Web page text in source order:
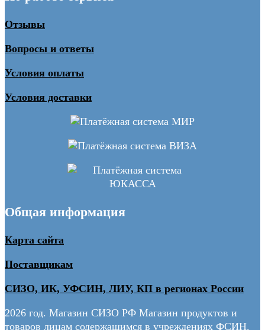
Отзывы
Вопросы и ответы
Условия оплаты
Условия доставки
Общая информация
Карта сайта
Поставщикам
СИЗО, ИК, УФСИН, ЛИУ, КП в регионах России
2026 год. Магазин СИЗО РФ Магазин продуктов и
товаров лицам содержащимся в учреждениях ФСИН.